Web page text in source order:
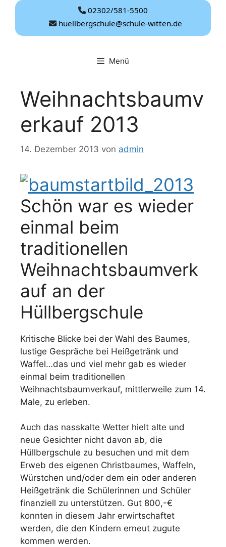
Zum
springen
02302/581-5500
huellbergschule@schule-witten.de
Menü
Weihnachtsbaumv
erkauf 2013
14. Dezember 2013 von admin
Schön war es wieder
einmal beim
traditionellen
Weihnachtsbaumverk
auf an der
Hüllbergschule
Kritische Blicke bei der Wahl des Baumes,
lustige Gespräche bei Heißgetränk und
Waffel…das und viel mehr gab es wieder
einmal beim traditionellen
Weihnachtsbaumverkauf, mittlerweile zum 14.
Male, zu erleben.
Auch das nasskalte Wetter hielt alte und
neue Gesichter nicht davon ab, die
Hüllbergschule zu besuchen und mit dem
Erweb des eigenen Christbaumes, Waffeln,
Würstchen und/oder dem ein oder anderen
Heißgetränk die Schülerinnen und Schüler
finanziell zu unterstützen. Gut 800,-€
konnten in diesem Jahr erwirtschaftet
werden, die den Kindern erneut zugute
kommen werden.